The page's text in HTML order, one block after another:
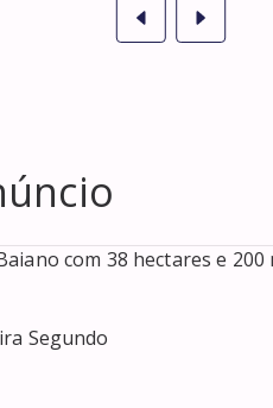
com 38 hectares e
Segundo